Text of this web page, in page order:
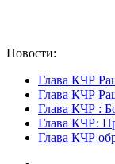
Новости:
Глава КЧР
Глава КЧР
Глава КЧР :
Глава КЧР:
Глава КЧР